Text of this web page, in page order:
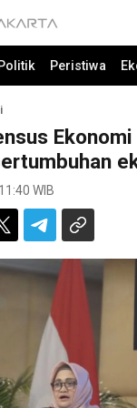
Politik Peristiwa
WIB